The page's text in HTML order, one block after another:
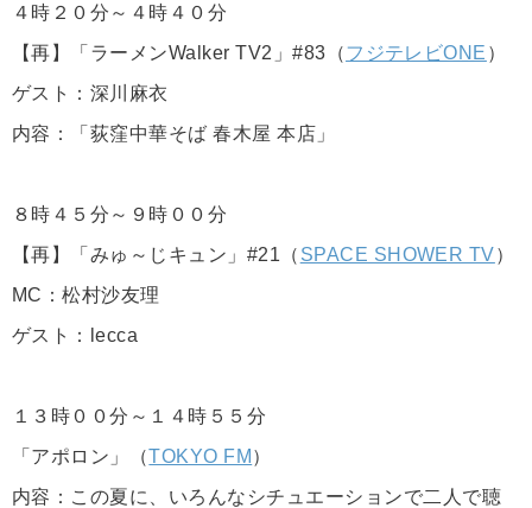
４時２０分～４時４０分
【再】「ラーメンWalker TV2」#83（フジテレビONE ）
ゲスト：深川麻衣
内容：「荻窪中華そば 春木屋 本店」
８時４５分～９時００分
【再】「みゅ～じキュン」#21（ SPACE SHOWER TV）
MC：松村沙友理
ゲスト：lecca
１３時００分～１４時５５分
「アポロン」（TOKYO FM ）
内容：この夏に、いろんなシチュエーションで二人で聴